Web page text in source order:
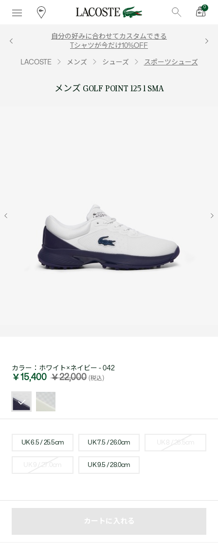
0
自分の好みに合わせてカスタムできる
Tシャツが今だけ10%OFF
LACOSTE メンズ シューズ スポーツシューズ
メンズ GOLF POINT 125 1 SMA
カラー： ホワイト×ネイビー - 042
￥15,400 ￥22,000 (税込)
UK 6.5 / 25.5cm UK 7.5 / 26.0cm UK 8 / 26.5cm
UK 9 / 27.0cm UK 9.5 / 28.0cm
カートに入れる